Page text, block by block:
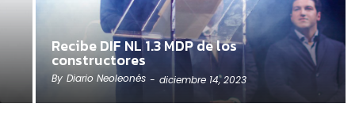
Recibe DIF NL 1.3 MDP de los
constructores
By Diario Neoleonés - diciembre 14, 2023